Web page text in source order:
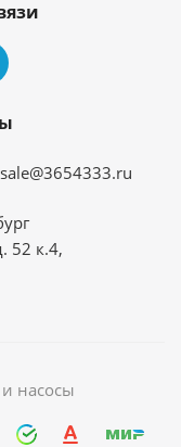
sale@3654333.ru
52 к.4,
насосы